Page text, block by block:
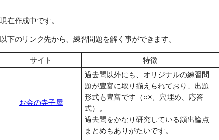
現在作成中です。
以下のリンク先から、練習問題を解く事ができます。
サイト 特徴
お金の寺子屋
過去問以外にも、オリジナルの練習問
題が豊富に取り揃えられており、出題
形式も豊富です（○×、穴埋め、応答
式）。
過去問をかなり研究している頻出論点
まとめもありがたいです。